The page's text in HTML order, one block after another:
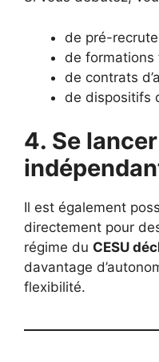
de pré-
de formations
de contrats
de dispositifs
4. Se
Il est également
directement pour
régime du CESU
davantage
flexibilité.